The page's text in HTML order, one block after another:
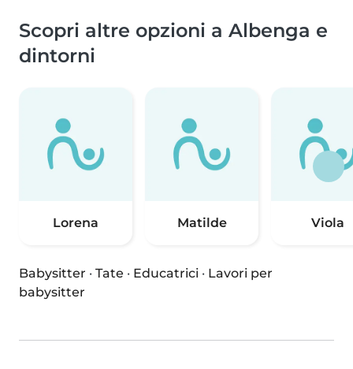
Scopri altre opzioni a Albenga e
dintorni
Lorena Matilde Viola
Babysitter · Tate · Educatrici · Lavori per
babysitter